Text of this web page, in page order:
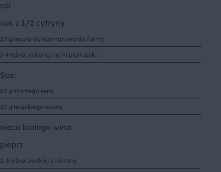
sól
sok z 1/2 cytryny
20 g masła do nasmarowania formy
3-4 łyżka siekanej natki pietruszki
Sos:
60 g startego sera
20 g miękkiego masła
nieco białego wina
pieprz
2-3 łyżka słodkiej śmietany